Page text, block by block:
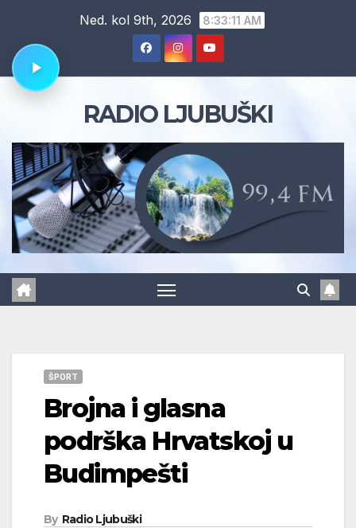
content
Ned. kol 9th, 2026 8:33:12 AM
RADIO LJUBUŠKI
ŠPORT
Brojna i glasna
podrška Hrvatskoj u
Budimpešti
By Radio Ljubuški